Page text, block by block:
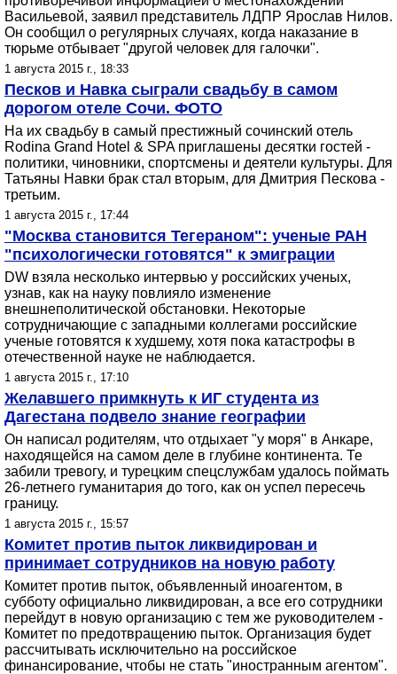
Васильевой, заявил представитель ЛДПР Ярослав Нилов.
Он сообщил о регулярных случаях, когда наказание в
тюрьме отбывает "другой человек для галочки".
1 августа 2015 г., 18:33
Песков и Навка сыграли свадьбу в самом
дорогом отеле Сочи. ФОТО
На их свадьбу в самый престижный сочинский отель
Rodina Grand Hotel & SPA приглашены десятки гостей -
политики, чиновники, спортсмены и деятели культуры. Для
Татьяны Навки брак стал вторым, для Дмитрия Пескова -
третьим.
1 августа 2015 г., 17:44
"Москва становится Тегераном": ученые РАН
"психологически готовятся" к эмиграции
DW взяла несколько интервью у российских ученых,
узнав, как на науку повлияло изменение
внешнеполитической обстановки. Некоторые
сотрудничающие с западными коллегами российские
ученые готовятся к худшему, хотя пока катастрофы в
отечественной науке не наблюдается.
1 августа 2015 г., 17:10
Желавшего примкнуть к ИГ студента из
Дагестана подвело знание географии
Он написал родителям, что отдыхает "у моря" в Анкаре,
находящейся на самом деле в глубине континента. Те
забили тревогу, и турецким спецслужбам удалось поймать
26-летнего гуманитария до того, как он успел пересечь
границу.
1 августа 2015 г., 15:57
Комитет против пыток ликвидирован и
принимает сотрудников на новую работу
Комитет против пыток, объявленный иноагентом, в
субботу официально ликвидирован, а все его сотрудники
перейдут в новую организацию с тем же руководителем -
Комитет по предотвращению пыток. Организация будет
рассчитывать исключительно на российское
финансирование, чтобы не стать "иностранным агентом".